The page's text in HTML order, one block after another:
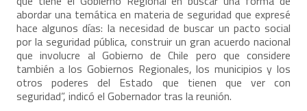
abordar una temática en materia de seguridad que expresé
hace algunos días: la necesidad de buscar un pacto social
por la seguridad pública, construir un gran acuerdo nacional
que involucre al Gobierno de Chile pero que considere
también a los Gobiernos Regionales, los municipios y los
otros poderes del Estado que tienen que ver con
seguridad”, indicó el Gobernador tras la reunión.